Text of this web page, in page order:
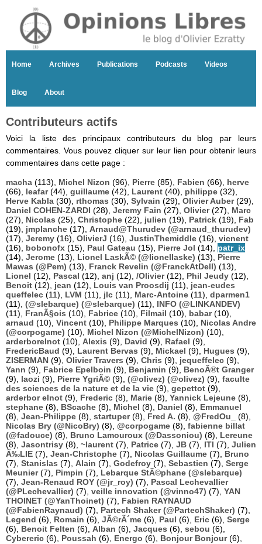
Home Archives Publications Podcasts Videos
Blog About
Contributeurs actifs
Voici la liste des principaux contributeurs du blog par leurs
commentaires. Vous pouvez cliquer sur leur lien pour obtenir leurs
commentaires dans cette page :
macha (113), Michel Nizon (96), Pierre (85), Fabien (66), herve
(66), leafar(44), guillaume (42), Laurent (40), philippe (32),
Herve Kabla (30), rthomas (30), Sylvain (29), Olivier Auber(29),
Daniel COHEN-ZARDI (28), Jeremy Fain (27), Olivier(27), Marc
(27), Nicolas (25), Christophe (22), julien (19), Patrick (19), Fab
(19), jmplanche (17), Arnaud@Thurudev (@arnaud_thurudev)
(17), Jeremy (16), OlivierJ (16), JustinThemiddle (16), vicnent
(16), bobonofx (15), Paul Gateau (15), Pierre Jol (14), patr_ix
(14), Jerome (13), Lionel LaskÃ© (@lionellaske) (13), Pierre
Mawas (@Pem) (13), Franck Revelin (@FranckAtDell) (13),
Lionel (12), Pascal (12), anj (12), /Olivier(12), Phil Jeudy (12),
Benoit (12), jean (12), Louis van Proosdij (11), jean-eudes
queffelec (11), LVM (11), jlc (11), Marc-Antoine (11), dparmen1
(11), (@slebarque) (@slebarque) (11), INFO (@LINKANDEV)
(11), FranÃ§ois (10), Fabrice (10), Filmail (10), babar(10),
arnaud (10), Vincent (10), Philippe Marques (10), Nicolas Andre
(@corpogame) (10), Michel Nizon (@MichelNizon) (10),
arderborelnot (10), Alexis (9), David (9), Rafael (9),
FredericBaud (9), Laurent Bervas (9), Mickael (9), Hugues (9),
ZISERMAN (9), Olivier Travers (9), Chris (9), jequeffelec (9),
Yann (9), Fabrice Epelboin (9), Benjamin (9), BenoÃ®t Granger
(9), laozi (9), Pierre YgriÃ© (9), (@olivez) (@olivez) (9), faculte
des sciences de la nature et de la vie (9), gepettot (9),
arderbor elnot (9), Frederic (8), Marie (8), Yannick Lejeune (8),
stephane (8), BScache (8), Michel (8), Daniel (8), Emmanuel
(8), Jean-Philippe (8), startuper(8), Fred A. (8), @FredOu_
(8),
Nicolas Bry (@NicoBry) (8), @corpogame (8), fabienne billat
(@fadouce) (8), Bruno Lamouroux (@Dassoniou) (8), Lereune
(8), Jasontrisy (8), ~laurent (7), Patrice (7), JB (7), ITI (7), Julien
Ã‰LIE (7), Jean-Christophe (7), Nicolas Guillaume (7), Bruno
(7), Stanislas (7), Alain (7), Godefroy (7), Sebastien (7), Serge
Meunier(7), Pimpin (7), Lebarque StÃ©phane (@slebarque)
(7), Jean-Renaud ROY (@jr_roy) (7), Pascal Lechevallier
(@PLechevallier) (7), veille innovation (@vinno47) (7), YAN
THOINET (@YanThoinet) (7), Fabien RAYNAUD
(@FabienRaynaud) (7), Partech Shaker (@PartechShaker) (7),
Legend (6), Romain (6), JÃ©rÃ´me (6), Paul (6), Eric (6), Serge
(6), Benoit Felten (6), Alban (6), Jacques (6), sebou (6),
Cybereric (6), Poussah (6), Energo (6), Bonjour Bonjour(6),